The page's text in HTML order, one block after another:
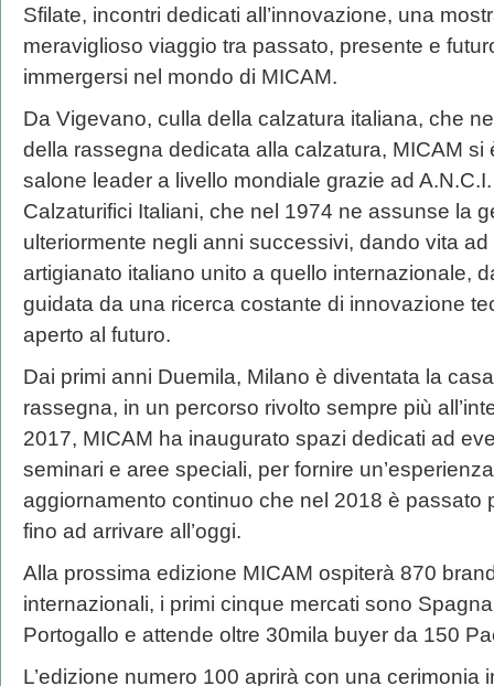
Sfilate, incontri dedicati all’innovazione, una
meraviglioso viaggio tra passato, presente e
immergersi nel mondo di MICAM.
Da Vigevano, culla della calzatura italiana, che
della rassegna dedicata alla calzatura, MICAM si
salone leader a livello mondiale grazie ad
Calzaturifici Italiani, che nel 1974 ne assunse la
ulteriormente negli anni successivi, dando vita ad
artigianato italiano unito a quello internazionale,
guidata da una ricerca costante di innovazione
aperto al futuro.
Dai primi anni Duemila, Milano è diventata la
rassegna, in un percorso rivolto sempre più
2017, MICAM ha inaugurato spazi dedicati ad
seminari e aree speciali, per fornire
aggiornamento continuo che nel 2018 è passato
fino ad arrivare all’oggi.
Alla prossima edizione MICAM ospiterà 870
internazionali, i primi cinque mercati sono
Portogallo e attende oltre 30mila buyer da 150
L’edizione numero 100 aprirà con una cerimonia